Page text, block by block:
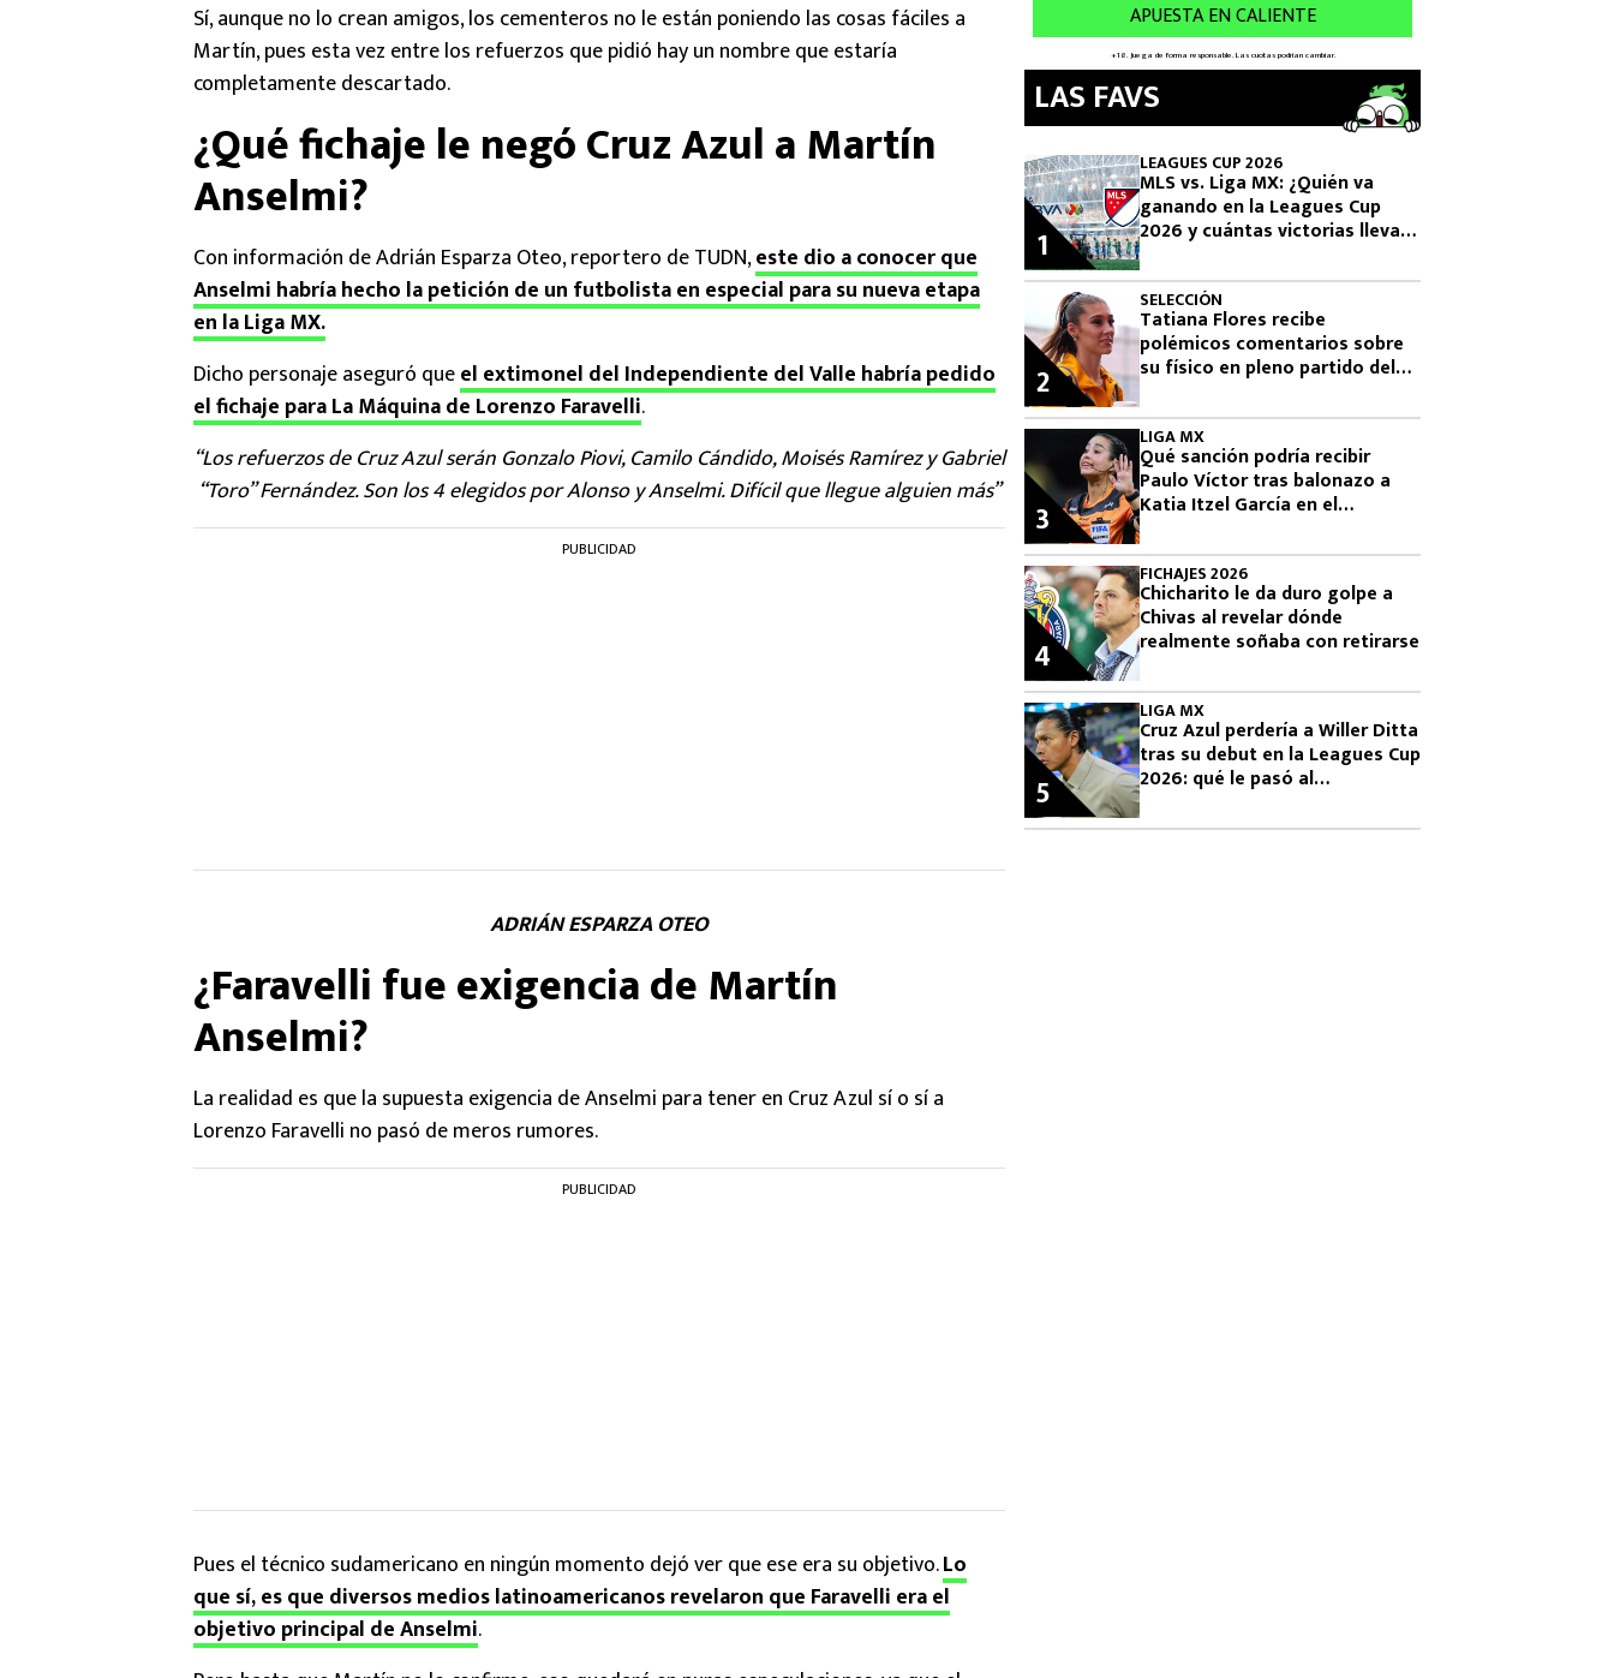
Sí, aunque no lo crean amigos, los cementeros no le están poniendo las cosas fáciles a
Martín, pues esta vez entre los refuerzos que pidió hay un nombre que estaría
completamente descartado.
¿Qué fichaje le negó Cruz Azul a Martín
Anselmi?
Con información de Adrián Esparza Oteo, reportero de TUDN,este dio a conocer que
Anselmi habría hecho la petición de un futbolista en especial para su nueva etapa
en la Liga MX.
Dicho personaje aseguró queel extimonel del Independiente del Valle habría pedido
el fichaje para La Máquina de Lorenzo Faravelli.
“Los refuerzos de Cruz Azul serán Gonzalo Piovi, Camilo Cándido, Moisés Ramírez y Gabriel
“Toro” Fernández. Son los 4 elegidos por Alonso y Anselmi. Difícil que llegue alguien más”
PUBLICIDAD
ADRIÁN ESPARZA OTEO
¿Faravelli fue exigencia de Martín
Anselmi?
La realidad es que la supuesta exigencia de Anselmi para tener en Cruz Azul sí o sí a
Lorenzo Faravelli no pasó de meros rumores.
PUBLICIDAD
Pues el técnico sudamericano en ningún momento dejó ver que ese era su objetivo.Lo
que sí, es que diversos medios latinoamericanos revelaron que Faravelli era el
objetivo principal de Anselmi.
LAS FAVS
LEAGUES CUP 2026
MLS vs. Liga MX: ¿Quién va
ganando en la Leagues Cup
2026 y cuántas victorias lleva
1
SELECCIÓN
Tatiana Flores recibe
polémicos comentarios sobre
su físico en pleno partido del
2
LIGA MX
Qué sanción podría recibir
Paulo Víctor tras balonazo a
Katia Itzel García en el
3
FICHAJES 2026
Chicharito le da duro golpe a
Chivas al revelar dónde
realmente soñaba con retirarse
4
LIGA MX
Cruz Azul perdería a Willer Ditta
tras su debut en la Leagues Cup
2026: qué le pasó al
5